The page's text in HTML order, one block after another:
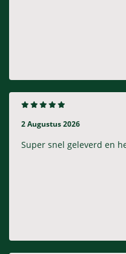
2 Augustus 2026
Super snel geleverd en